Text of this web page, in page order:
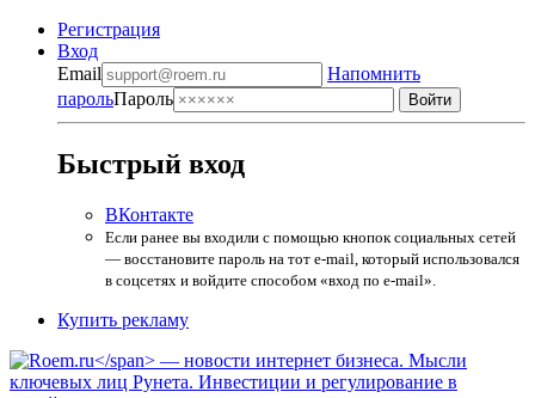
Регистрация
Вход
Email
Напомнить
парольПароль
Быстрый вход
ВКонтакте
Если ранее вы входили с помощью кнопок социальных сетей
— восстановите пароль на тот e-mail, который использовался
в соцсетях и войдите способом «вход по e-mail».
Купить рекламу